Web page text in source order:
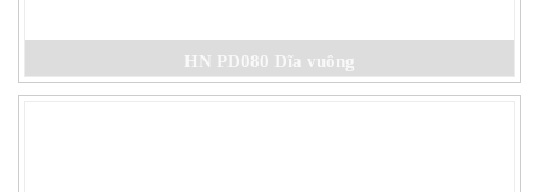
HN PD080 Dĩa vuông